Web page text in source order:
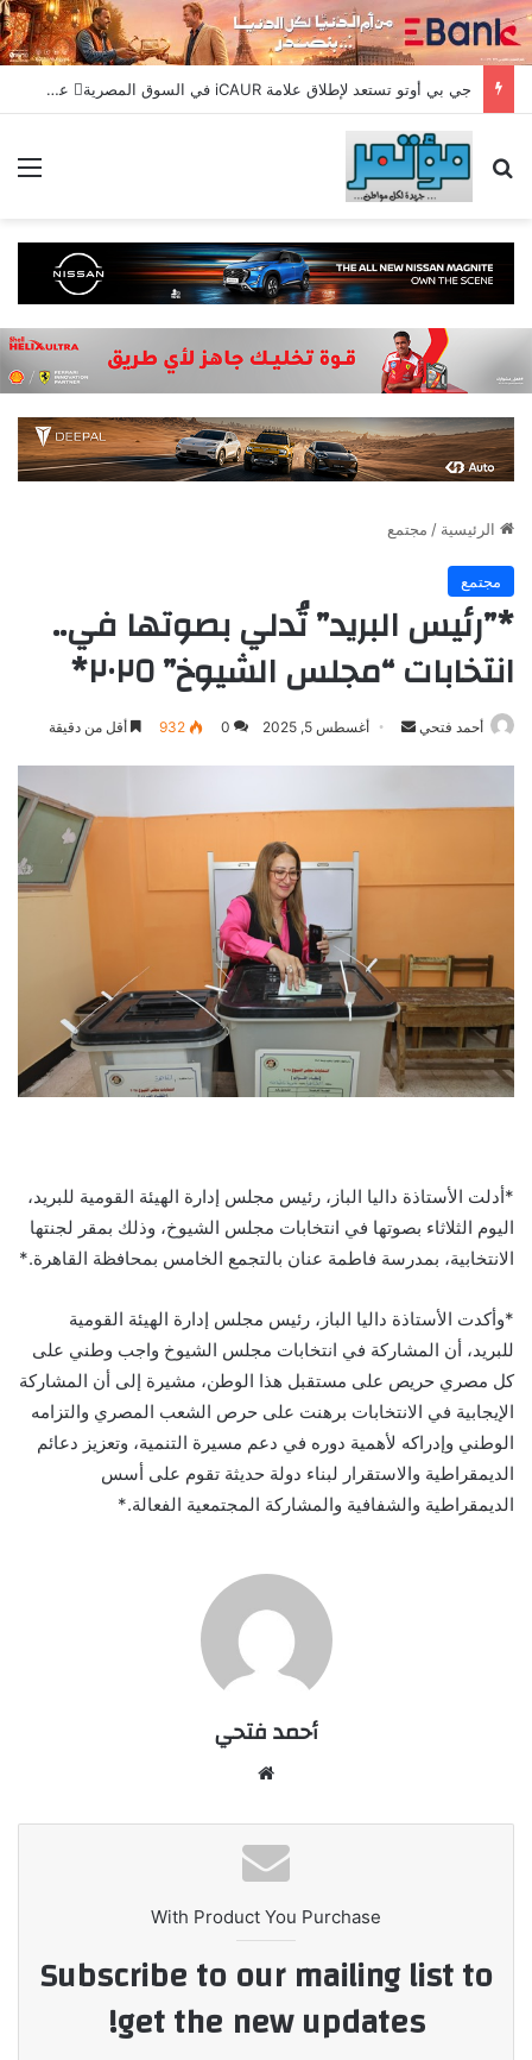
جي بي أوتو تستعد لإطلاق علامة iCAUR في السوق المصرية علامة عالمية جديدة لسيارات الطاقة الجديدة تجمع بين التكنولوجيا الذكية والتصميم الجريء وروح المغامر
بحث عن
الرئيسية / مجتمع
مجتمع
*”رئيس البريد” تُدلي بصوتها في..
انتخابات “مجلس الشيوخ” ٢٠٢٥*
أحمد فتحي
أرسل أغسطس 5, 2025 0
932 أقل من دقيقة
*أدلت الأستاذة داليا الباز، رئيس مجلس إدارة الهيئة القومية للبريد،
اليوم الثلاثاء بصوتها في انتخابات مجلس الشيوخ، وذلك بمقر لجنتها
الانتخابية، بمدرسة فاطمة عنان بالتجمع الخامس بمحافظة القاهرة.*
*وأكدت الأستاذة داليا الباز، رئيس مجلس إدارة الهيئة القومية
للبريد، أن المشاركة في انتخابات مجلس الشيوخ واجب وطني على
كل مصري حريص على مستقبل هذا الوطن، مشيرة إلى أن المشاركة
الإيجابية في الانتخابات برهنت على حرص الشعب المصري والتزامه
الوطني وإدراكه لأهمية دوره في دعم مسيرة التنمية، وتعزيز دعائم
الديمقراطية والاستقرار لبناء دولة حديثة تقوم على أسس
الديمقراطية والشفافية والمشاركة المجتمعية الفعالة.*
أحمد فتحي
With Product You Purchase
Subscribe to our mailing list to
get the new updates!